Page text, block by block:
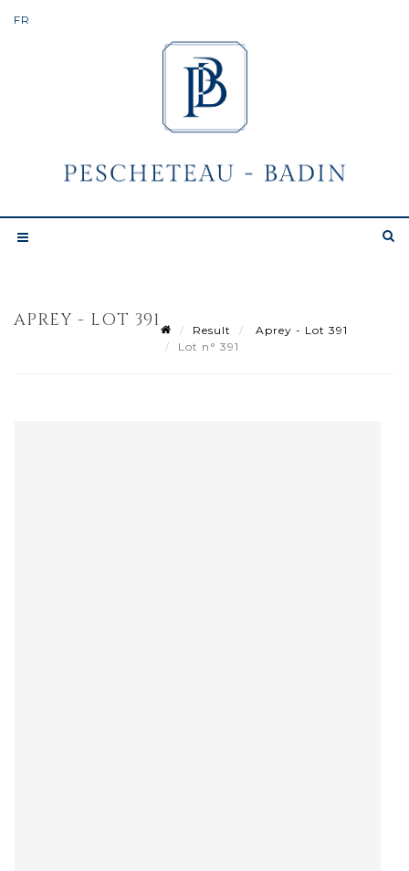
APREY - LOT 391 Result
Aprey - Lot 391
Lot n° 391